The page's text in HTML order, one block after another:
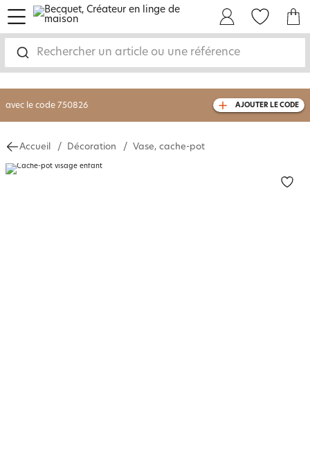
Rechercher un article ou une référence
menu
-30% sur votre commandedès 2 articles
livraison GRATUITEdès 110€ d'achat
avec le code 750826 AJOUTER LE CODE
Accueil Décoration Vase, cache-pot